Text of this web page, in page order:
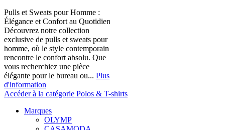
Pulls et Sweats pour Homme :
Élégance et Confort au Quotidien
Découvrez notre collection
exclusive de pulls et sweats pour
homme, où le style contemporain
rencontre le confort absolu. Que
vous recherchiez une pièce
élégante pour le bureau ou... Plus
d'information
Accéder à la catégorie Polos & T-shirts
Marques
OLYMP